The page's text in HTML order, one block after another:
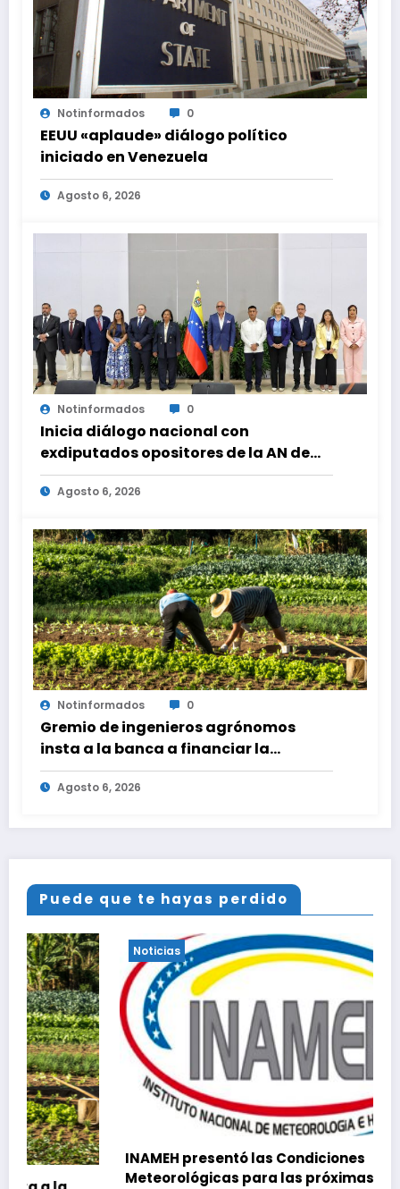
Notinformados 0
EEUU «aplaude» diálogo político
iniciado en Venezuela
Agosto 6, 2026
Notinformados 0
Inicia diálogo nacional con
exdiputados opositores de la AN de
2015
Agosto 6, 2026
Notinformados 0
Gremio de ingenieros agrónomos
insta a la banca a financiar la
agricultura familiar
Agosto 6, 2026
Puede que te hayas perdido
Noticias
INAMEH presentó las Condiciones
Meteorológicas para las próximas 24 horas,